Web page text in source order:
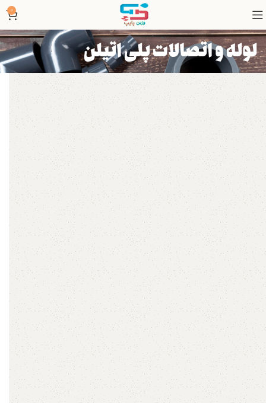
0
لوله و اتصالات پلی اتیلن